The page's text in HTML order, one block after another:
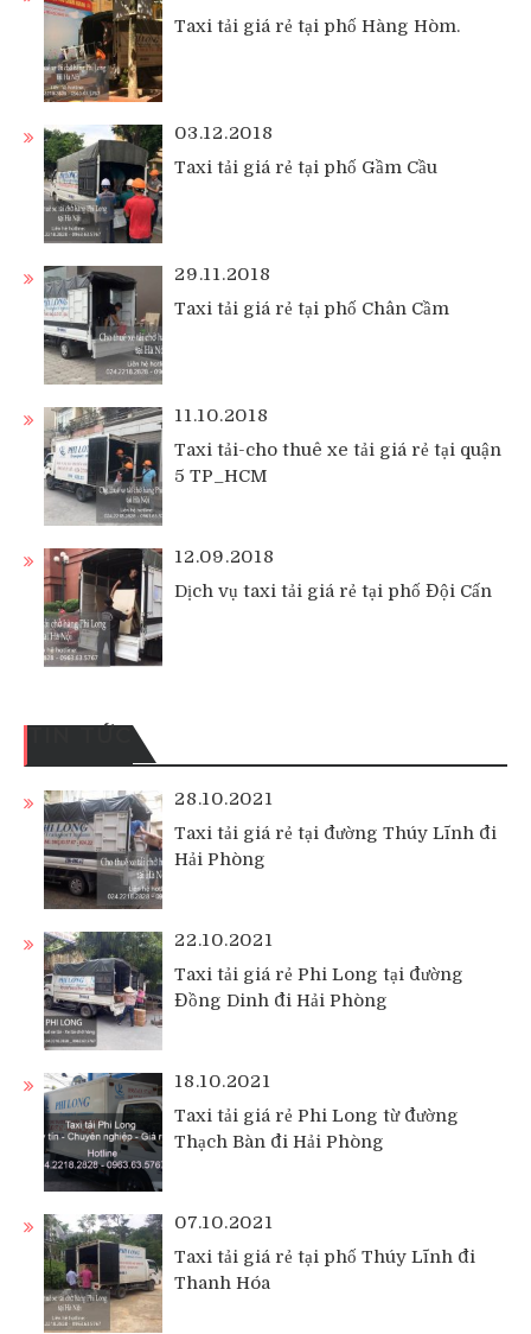
Taxi tải giá rẻ tại phố Hàng Hòm.
03.12.2018
Taxi tải giá rẻ tại phố Gầm Cầu
29.11.2018
Taxi tải giá rẻ tại phố Chân Cầm
11.10.2018
Taxi tải-cho thuê xe tải giá rẻ tại quận
5 TP_HCM
12.09.2018
Dịch vụ taxi tải giá rẻ tại phố Đội Cấn
TIN TỨC
28.10.2021
Taxi tải giá rẻ tại đường Thúy Lĩnh đi
Hải Phòng
22.10.2021
Taxi tải giá rẻ Phi Long tại đường
Đồng Dinh đi Hải Phòng
18.10.2021
Taxi tải giá rẻ Phi Long từ đường
Thạch Bàn đi Hải Phòng
07.10.2021
Taxi tải giá rẻ tại phố Thúy Lĩnh đi
Thanh Hóa